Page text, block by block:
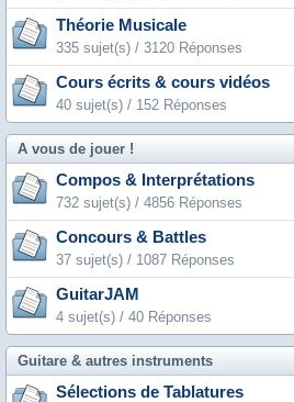
Théorie Musicale
335 sujet(s) / 3120 Réponses
Cours écrits & cours vidéos
40 sujet(s) / 152 Réponses
A vous de jouer !
Compos & Interprétations
732 sujet(s) / 4856 Réponses
Concours & Battles
37 sujet(s) / 1087 Réponses
GuitarJAM
4 sujet(s) / 40 Réponses
Guitare & autres instruments
Sélections de Tablatures